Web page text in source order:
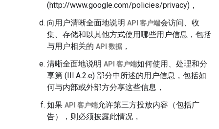
(http://www.google.com/policies/privacy)，
向用户清晰全面地说明 API 客户端会访问、收
集、存储和以其他方式使用哪些用户信息，包括
与用户相关的 API 数据 ，
清晰全面地说明 API 客户端如何使用、处理和分
享第 (III.A.2.e) 部分中所述的用户信息，包括如
何与内部或外部方分享这些信息，
如果 API 客户端允许第三方投放内容（包括广
告），则必须披露此情况，